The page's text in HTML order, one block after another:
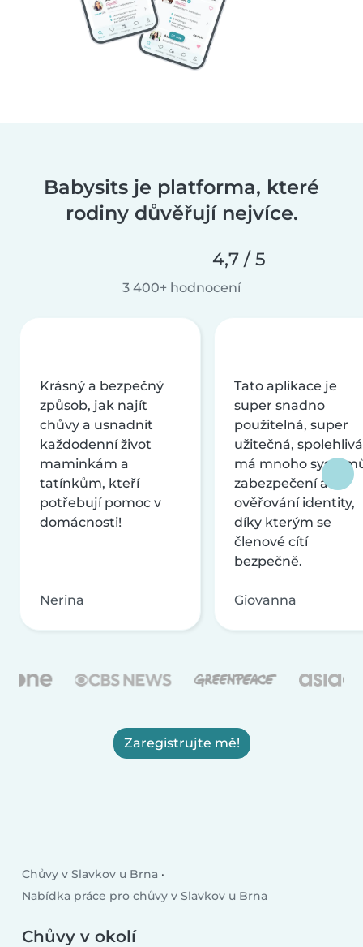
Babysits je platforma, které
rodiny důvěřují nejvíce.
4,7 / 5
3 400+ hodnocení
Krásný a bezpečný
způsob, jak najít
chůvy a usnadnit
každodenní život
maminkám a
tatínkům, kteří
potřebují pomoc v
domácnosti!
Nerina
Tato aplikace je
super snadno
použitelná, super
užitečná,
má mnoho
zabezpečení a
ověřování identity,
díky kterým se
členové cítí
bezpečně.
Giovanna
Zaregistrujte mě!
Chůvy v Slavkov u Brna
Nabídka práce pro chůvy v Slavkov u Brna
Chůvy v okolí